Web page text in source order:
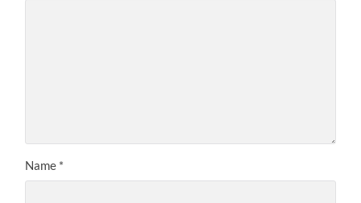
Name *